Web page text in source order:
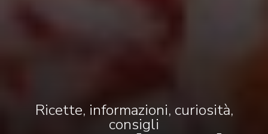
Ricette, informazioni, curiosità,
consigli